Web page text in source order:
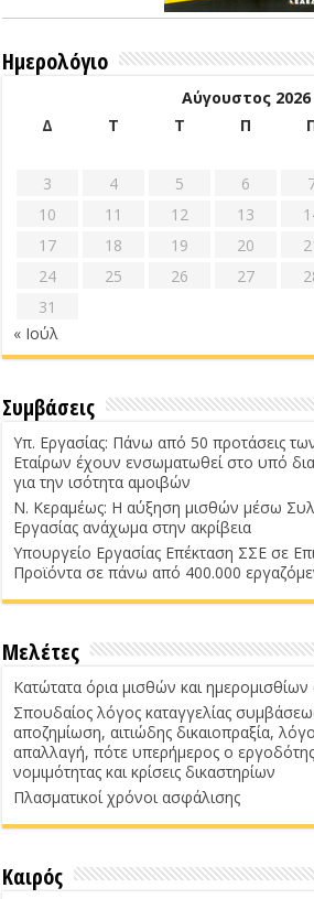
Ημερολόγιο
Αύγουστος 2026
Δ
Τ Τ Π
3
4 5 6
10
11 12 13
17
18 19 20
24
25 26 27
31
« Ιούλ
Συμβάσεις
Υπ. Εργασίας: Πάνω από 50 προτάσεις
Εταίρων έχουν ενσωματωθεί στο υπό
για την ισότητα αμοιβών
Ν. Κεραμέως: Η αύξηση μισθών μέσω
Εργασίας ανάχωμα στην ακρίβεια
Υπουργείο Εργασίας Επέκταση ΣΣΕ σε
Προϊόντα σε πάνω από 400.000
Μελέτες
Κατώτατα όρια μισθών και
Σπουδαίος λόγος καταγγελίας
αποζημίωση, αιτιώδης δικαιοπραξία,
απαλλαγή, πότε υπερήμερος ο
νομιμότητας και κρίσεις δικαστηρίων
Πλασματικοί χρόνοι ασφάλισης
Καιρός